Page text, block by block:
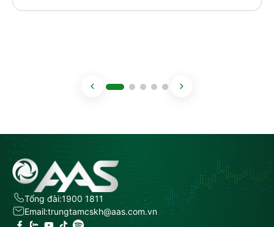
Tổng đài:1900 1811
Email:trungtamcskh@aas.com.vn